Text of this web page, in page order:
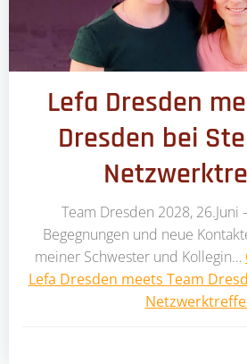
Lefa Dresden
Dresden bei
Team Dresden 2028,
Begegnungen und neue
meiner Schwester und Kollegin…
Lefa Dresden meets Team